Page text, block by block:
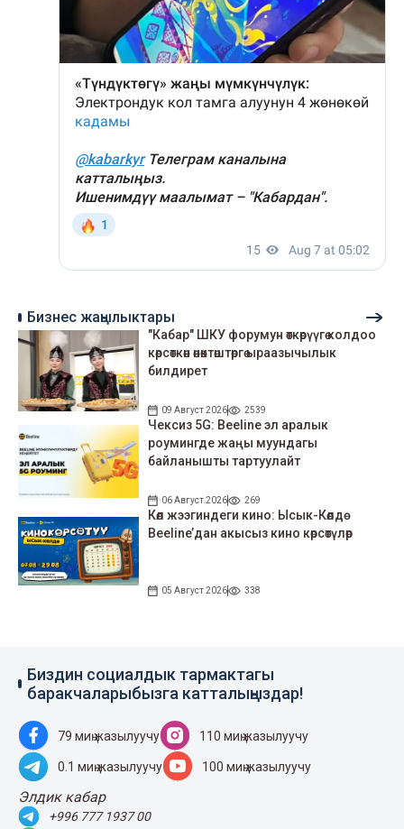
Бизнес жаңылыктары
"Кабар" ШКУ форумун өткөрүүгө колдоо
көрсөткөн өнөктөштөргө ыраазычылык
билдирет
09 Август 2026 2539
Чексиз 5G: Beeline эл аралык
роумингде жаңы муундагы
байланышты тартуулайт
06 Август 2026 269
Көл жээгиндеги кино: Ысык-Көлдө
Beeline’дан акысыз кино көрсөтүлөр
05 Август 2026 338
Биздин социалдык тармактагы
баракчаларыбызга катталыңыздар!
79 миң жазылуучу 110 миң жазылуучу
0.1 миң жазылуучу 100 миң жазылуучу
Элдик кабар
+996 777 1937 00